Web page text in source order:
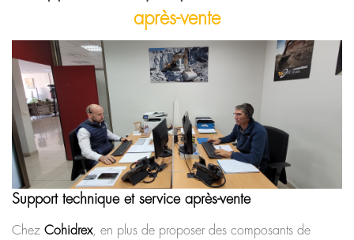
après-vente
Support technique et service après-vente
Chez Cohidrex, en plus de proposer des composants de